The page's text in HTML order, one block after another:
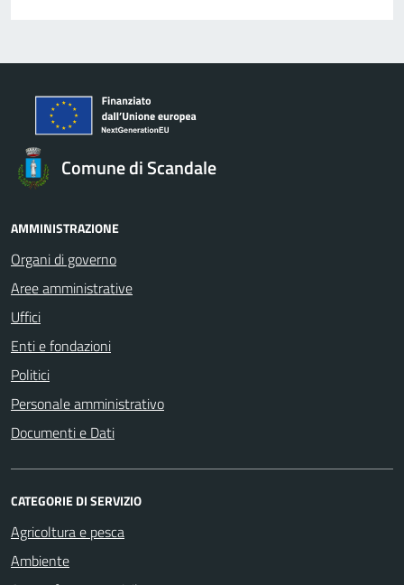
Comune di Scandale
AMMINISTRAZIONE
Organi di governo
Aree amministrative
Uffici
Enti e fondazioni
Politici
Personale amministrativo
Documenti e Dati
CATEGORIE DI SERVIZIO
Agricoltura e pesca
Ambiente